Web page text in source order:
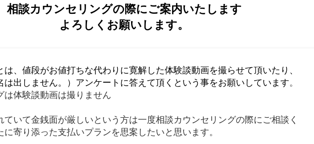
相談カウンセリングの際にご案内いたします
よろしくお願いします。
は、値段がお値打ちな代わりに寛解した体験談動画を撮らせて頂いたり、
は出しません。）アンケートに答えて頂くという事をお願いしています。
は体験談動画は撮りません
ていて金銭面が厳しいという方は一度相談カウンセリングの際にご相談く
に寄り添った支払いプランを思案したいと思います。